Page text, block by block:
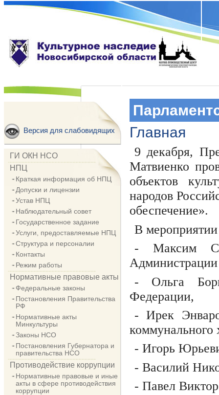
Версия для слабовидящих
ГИ ОКН НСО
НПЦ
Краткая информация об НПЦ
Допуски и лицензии
Устав НПЦ
Наблюдательный совет
Государственное задание
Услуги, предоставляемые НПЦ
Структура и персоналии
Контакты
Режим работы
Нормативные правовые акты
Федеральные законы
Постановления Правительства
РФ
Нормативные акты
Минкультуры
Законы НСО
Постановления Губернатора и
правительства НСО
Противодействие коррупции
Нормативные правовые и иные
акты в сфере противодействия
коррупции
Главная
9 декабря,
Матвиенко
объектов
народов
обеспечение».
В
- Максим
- Ольга
Федерации,
- Ирек
коммунального
- Игорь
- Василий
- Павел